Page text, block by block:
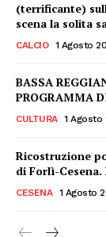
(terrificante)
scena la solita
CALCIO 1 Agosto
BASSA
PROGRAMMA
CULTURA 1 Agosto
Ricostruzione
di Forlì-
CESENA 1 Agosto